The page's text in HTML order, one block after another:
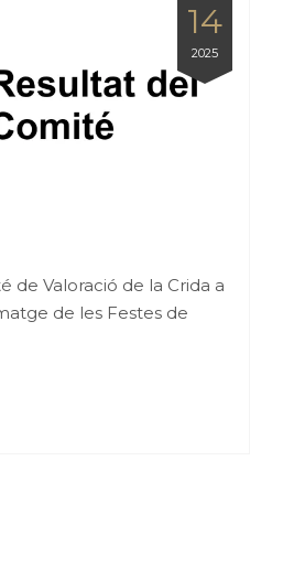
14
2025
de Valoració de la Crida a
de les Festes de